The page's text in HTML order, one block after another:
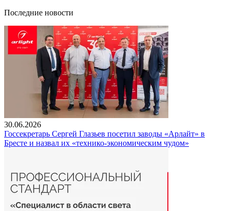
Последние новости
30.06.2026
Госсекретарь Сергей Глазьев посетил заводы «Арлайт» в
Бресте и назвал их «технико-экономическим чудом»